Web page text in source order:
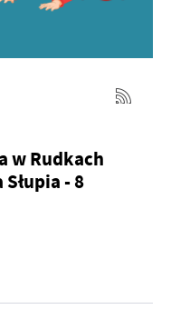
w Rudkach
- 8